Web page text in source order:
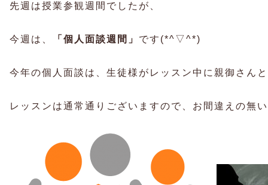
先週は授業参観週間でしたが、
今週は、 「個人面談週間」 です(*^▽^*)
今年の個人面談は、生徒様がレッスン中に親御さん
レッスンは通常通りございますので、お間違えの無